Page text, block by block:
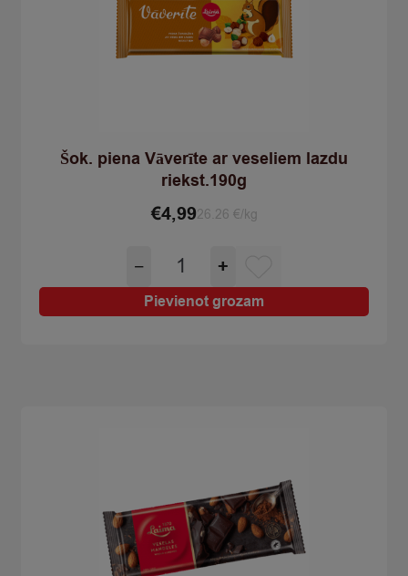
Šok. piena Vāverīte ar veseliem lazdu
riekst.190g
€4,9926.26 €/kg
−
Šok.
piena
Vāverīte
ar
+
Pievienot grozam